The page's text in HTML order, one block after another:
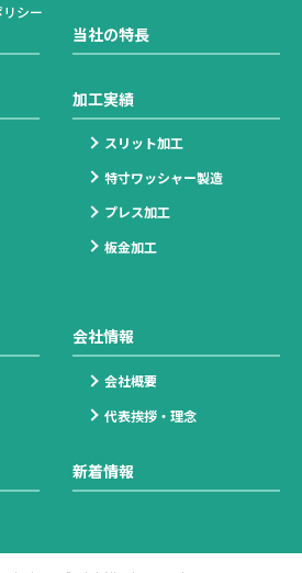
シー
当社の特長
加工実績
スリット加工
特寸ワッシャー製造
プレス加工
板金加工
会社情報
会社概要
代表挨拶・理念
新着情報